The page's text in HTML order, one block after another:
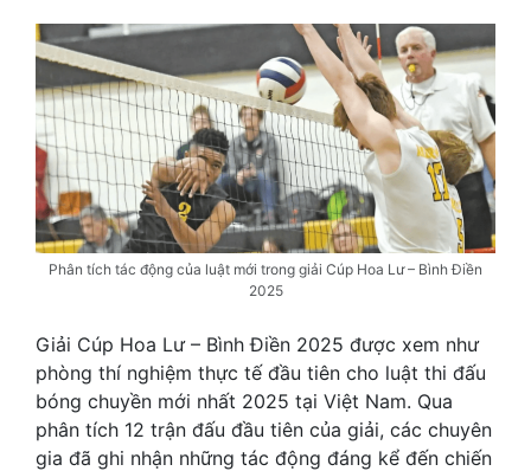
Phân tích tác động của luật mới trong giải Cúp Hoa Lư – Bình Điền
2025
Giải Cúp Hoa Lư – Bình Điền 2025 được xem như
phòng thí nghiệm thực tế đầu tiên cho luật thi đấu
bóng chuyền mới nhất 2025 tại Việt Nam. Qua
phân tích 12 trận đấu đầu tiên của giải, các chuyên
gia đã ghi nhận những tác động đáng kể đến chiến